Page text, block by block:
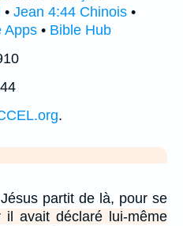
• Jean 4:44 Chinois •
Apps • Bible Hub
.
partit de là, pour se
il avait déclaré lui-même